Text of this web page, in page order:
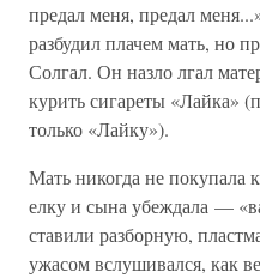
предал меня, предал
разбудил плачем мать, но
Солгал. Он назло лгал
курить сигареты «Лайка»
только «Лайку»).
Мать никогда не
елку и сына убеждала —
ставили разборную,
ужасом вслушивался, как